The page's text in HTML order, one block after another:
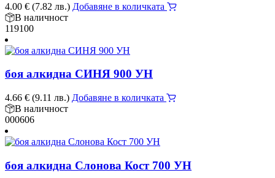
4.00 € (7.82 лв.) Добавяне в количката
В наличност
119100
боя алкидна СИНЯ 900 УН
4.66 € (9.11 лв.) Добавяне в количката
В наличност
000606
боя алкидна Слонова Кост 700 УН